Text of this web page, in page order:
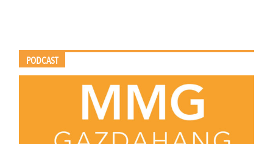
PODCAST